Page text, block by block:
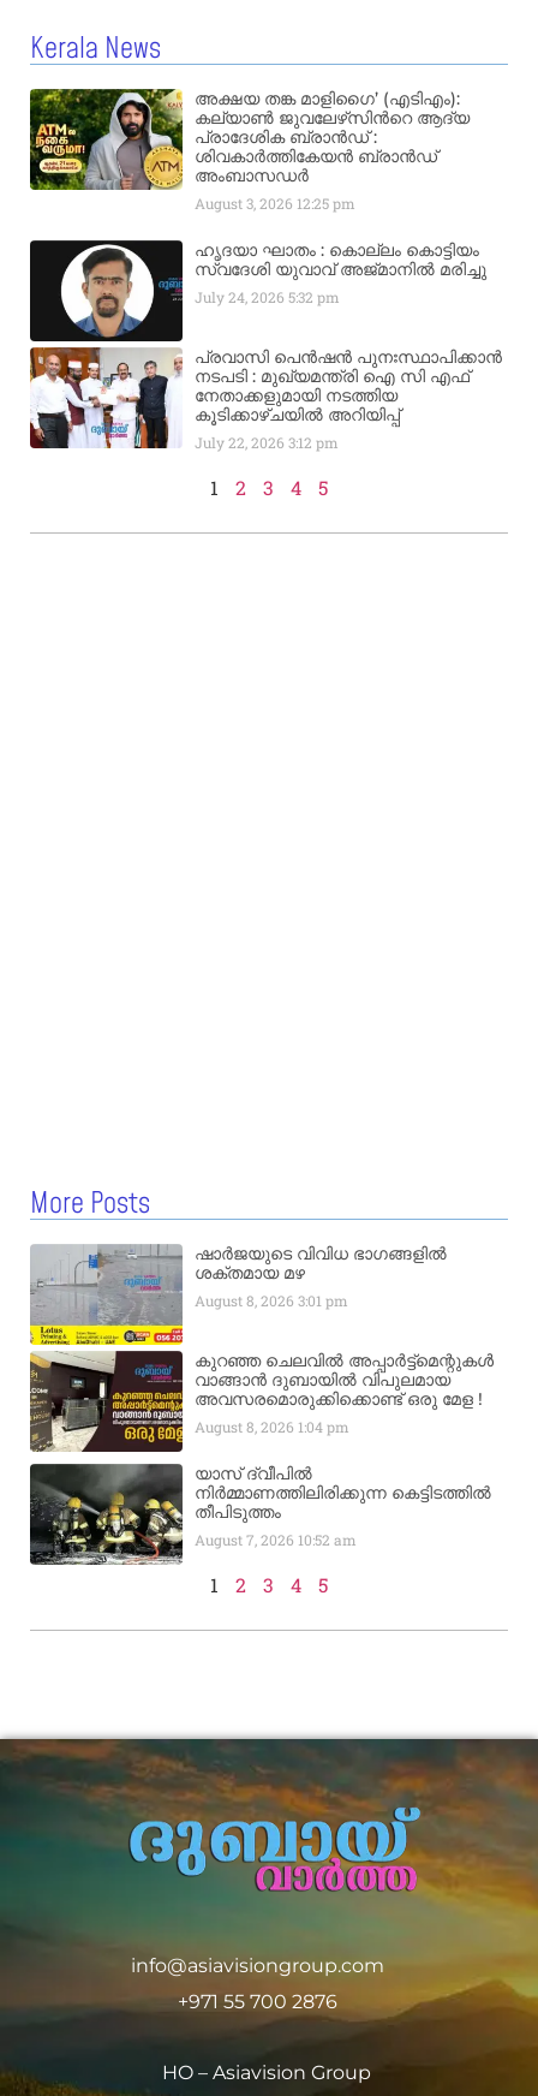
Kerala News
അക്ഷയ തങ്ക മാളിഗൈ’ (എടിഎം):
കല്യാണ്‍ ജുവലേഴ്‌സിന്‍റെ ആദ്യ
പ്രാദേശിക ബ്രാന്‍ഡ് :
ശിവകാര്‍ത്തികേയന്‍ ബ്രാന്‍ഡ്
അംബാസഡര്‍
August 3, 2026 12:25 pm
ഹൃദയാ ഘാതം : കൊല്ലം കൊട്ടിയം
സ്വദേശി യുവാവ് അജ്മാനിൽ മരിച്ചു
July 24, 20265:32 pm
പ്രവാസി പെൻഷൻ പുനഃസ്ഥാപിക്കാൻ
നടപടി : മുഖ്യമന്ത്രി ഐ സി എഫ്
നേതാക്കളുമായി നടത്തിയ
കൂടിക്കാഴ്ചയിൽ അറിയിപ്പ്
July 22, 20263:12 pm
1 2 3 4 5
More Posts
ഷാർജയുടെ വിവിധ ഭാഗങ്ങളിൽ
ശക്തമായ മഴ
August 8, 20263:01 pm
കുറഞ്ഞ ചെലവിൽ അപ്പാർട്ട്മെന്റുകൾ
വാങ്ങാൻ ദുബായിൽ വിപുലമായ
അവസരമൊരുക്കിക്കൊണ്ട് ഒരു മേള !
August 8, 2026 1:04 pm
യാസ് ദ്വീപിൽ
നിർമ്മാണത്തിലിരിക്കുന്ന കെട്ടിടത്തിൽ
തീപിടുത്തം
August 7, 2026 10:52 am
1 2 3 4 5
info@asiavisiongroup.com
+971 55 700 2876
HO – Asiavision Group